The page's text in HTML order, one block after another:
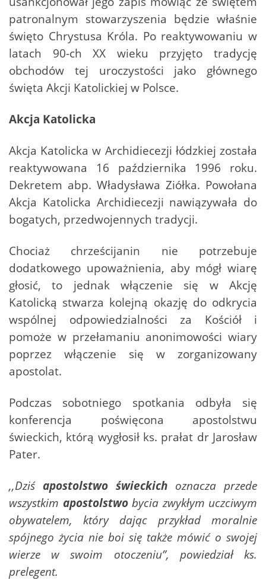
patronalnym stowarzyszenia będzie właśnie
święto Chrystusa Króla. Po reaktywowaniu w
latach 90-ch XX wieku przyjęto tradycję
obchodów tej uroczystości jako głównego
święta Akcji Katolickiej w Polsce.
Akcja Katolicka
Akcja Katolicka w Archidiecezji łódzkiej została
reaktywowana 16 października 1996 roku.
Dekretem abp. Władysława Ziółka. Powołana
Akcja Katolicka Archidiecezji nawiązywała do
bogatych, przedwojennych tradycji.
Chociaż chrześcijanin nie potrzebuje
dodatkowego upoważnienia, aby mógł wiarę
głosić, to jednak włączenie się w Akcję
Katolicką stwarza kolejną okazję do odkrycia
wspólnej odpowiedzialności za Kościół i
pomoże w przełamaniu anonimowości wiary
poprzez włączenie się w zorganizowany
apostolat.
Podczas sobotniego spotkania odbyła się
konferencja poświęcona apostolstwu
świeckich, którą wygłosił ks. prałat dr Jarosław
Pater.
,,Dziś apostolstwo świeckich oznacza przede
wszystkim apostolstwobycia zwykłym uczciwym
obywatelem, który dając przykład moralnie
spójnego życia nie boi się także mówić o swojej
wierze w swoim otoczeniu”, powiedział ks.
prelegent.